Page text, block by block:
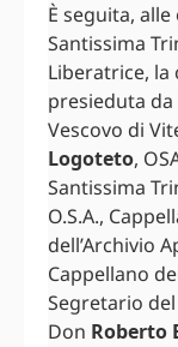
È seguita,
Santissima
Liberatrice, la
presieduta da
Vescovo di
Logoteto,
Santissima
O.S.A.,
dell’Archivio
Cappellano
Segretario
Don Roberto